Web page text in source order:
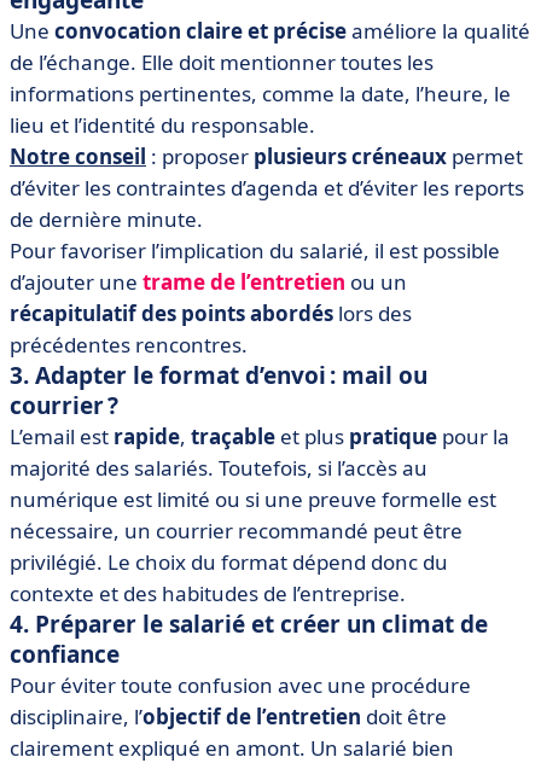
Une convocation claire et préciseaméliore la qualité
de l’échange. Elle doit mentionner toutes les
informations pertinentes, comme la date, l’heure, le
lieu et l’identité du responsable.
Notre conseil : proposer plusieurs créneaux permet
d’éviter les contraintes d’agenda et d’éviter les reports
de dernière minute.
Pour favoriser l’implication du salarié, il est possible
d’ajouter une trame de l’entretien ou un
récapitulatif des points abordés lors des
précédentes rencontres.
3. Adapter le format d’envoi : mail ou
courrier ?
L’email est rapide, traçable et plus pratique pour la
majorité des salariés. Toutefois, si l’accès au
numérique est limité ou si une preuve formelle est
nécessaire, un courrier recommandé peut être
privilégié. Le choix du format dépend donc du
contexte et des habitudes de l’entreprise.
4. Préparer le salarié et créer un climat de
confiance
Pour éviter toute confusion avec une procédure
disciplinaire, l’objectif de l’entretien doit être
clairement expliqué en amont. Un salarié bien